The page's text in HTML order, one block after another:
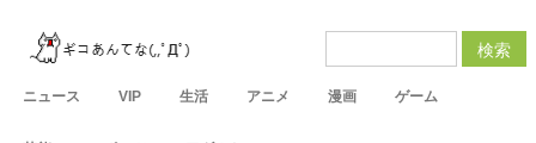
ニュース VIP 生活 アニメ 漫画 ゲーム
検索